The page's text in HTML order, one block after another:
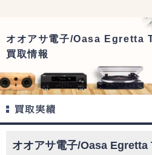
オオアサ電子/Oasa Egretta
買取情報
オオアサ電子/Oasa Egretta